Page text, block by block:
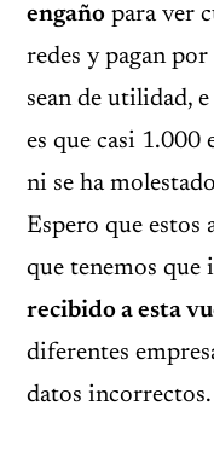
engaño para ver
redes y pagan
sean de utilidad,
es que casi 1.000
ni se ha
Espero que estos
que tenemos que
recibido a esta
diferentes
datos incorrectos.